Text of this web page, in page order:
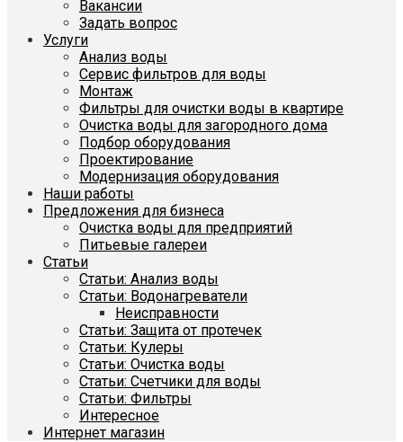
Вакансии
Задать вопрос
Услуги
Анализ воды
Сервис фильтров для воды
Монтаж
Фильтры для очистки воды в квартире
Очистка воды для загородного дома
Подбор оборудования
Проектирование
Модернизация оборудования
Наши работы
Предложения для бизнеса
Очистка воды для предприятий
Питьевые галереи
Статьи
Статьи: Анализ воды
Статьи: Водонагреватели
Неисправности
Статьи: Защита от протечек
Статьи: Кулеры
Статьи: Очистка воды
Статьи: Счетчики для воды
Статьи: Фильтры
Интересное
Интернет магазин